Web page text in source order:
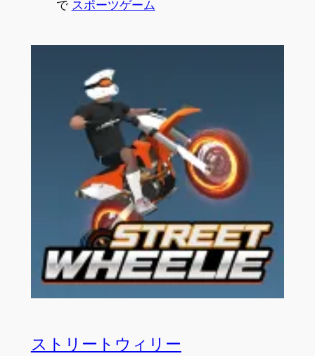
で スポーツゲーム
ストリートウィリー